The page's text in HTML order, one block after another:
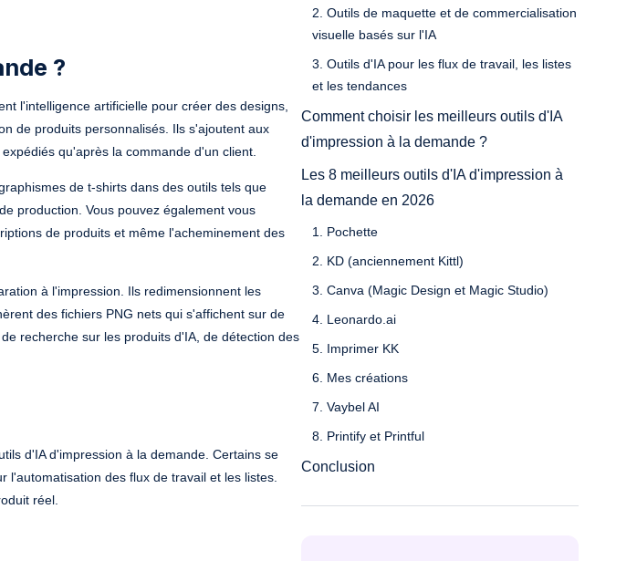
?
l'intelligence artificielle pour créer des designs,
de produits personnalisés. Ils s'ajoutent aux
qu'après la commande d'un client.
de t-shirts dans des outils tels que
production. Vous pouvez également vous
de produits et même l'acheminement des
à l'impression. Ils redimensionnent les
des fichiers PNG nets qui s'affichent sur de
recherche sur les produits d'IA, de détection des
d'IA d'impression à la demande. Certains se
des flux de travail et les listes.
réel.
2. Outils de maquette et de commercialisation
visuelle basés sur l'IA
3. Outils d'IA pour les flux de travail, les listes
et les tendances
Comment choisir les meilleurs outils d'IA
d'impression à la demande ?
Les 8 meilleurs outils d'IA d'impression à
la demande en 2026
1. Pochette
2. KD (anciennement Kittl)
3. Canva (Magic Design et Magic Studio)
4. Leonardo.ai
5. Imprimer KK
6. Mes créations
7. Vaybel AI
8. Printify et Printful
Conclusion